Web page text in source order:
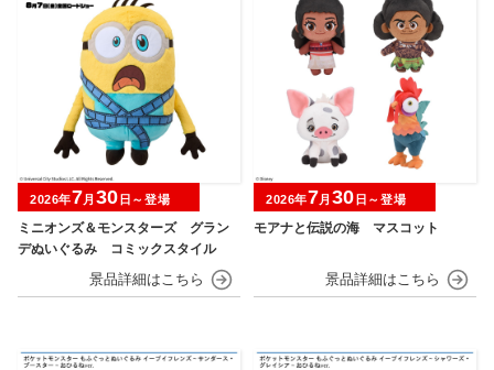
ミニオンズ＆モンスターズ グラン
デぬいぐるみ コミックスタイル
2026年7月 30 日～登場
モアナと伝説の海 マスコット
2026年7月 30 日～登場